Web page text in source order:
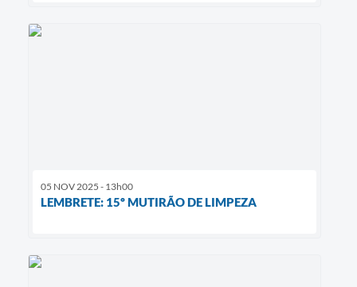
05 NOV 2025 - 13h00
LEMBRETE: 15º MUTIRÃO DE LIMPEZA